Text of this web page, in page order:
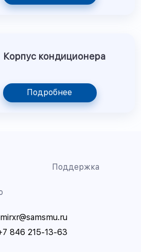
Корпус кондиционера
Подробнее
Поддержка
mirxr@samsmu.ru
846 215-13-63